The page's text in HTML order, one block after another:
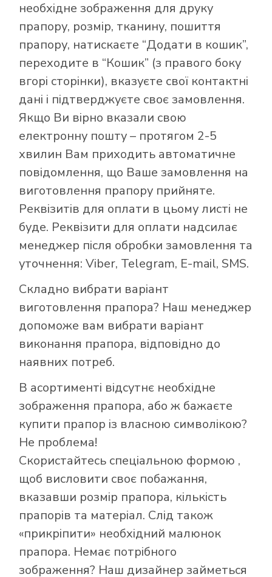
необхідне зображення для друку
прапору, розмір, тканину, пошиття
прапору, натискаєте “Додати в кошик”,
переходите в “Кошик” (з правого боку
вгорі сторінки), вказуєте свої контактні
дані і підтверджуєте своє замовлення.
Якщо Ви вірно вказали свою
електронну пошту – протягом 2-5
хвилин Вам приходить автоматичне
повідомлення, що Ваше замовлення на
виготовлення прапору прийняте.
Реквізитів для оплати в цьому листі не
буде. Реквізити для оплати надсилає
менеджер після обробки замовлення та
уточнення: Viber, Telegram, E-mail, SMS.
Складно вибрати варіант
виготовлення прапора? Наш менеджер
допоможе вам вибрати варіант
виконання прапора, відповідно до
наявних потреб.
В асортименті відсутнє необхідне
зображення прапора, або ж бажаєте
купити прапор із власною символікою?
Не проблема!
Скористайтесь спеціальною формою ,
щоб висловити своє побажання,
вказавши розмір прапора, кількість
прапорів та матеріал. Слід також
«прикріпити» необхідний малюнок
прапора. Немає потрібного
зображення? Наш дизайнер займеться
Як купити прапор
в інтернет-
магазині Лакор: